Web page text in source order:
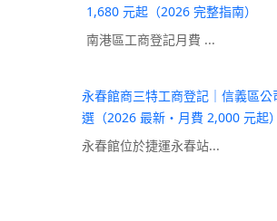
1,680 元起（2026 完整指南）
南港區工商登記月費 ...
永春館商三特工商登記｜信義區
選（2026 最新・月費 2,000 元起）
永春館位於捷運永春站...